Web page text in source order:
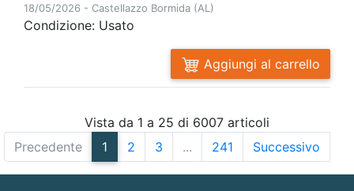
18/05/2026 - Castellazzo Bormida (AL)
Condizione: Usato
Aggiungi al carrello
Vista da 1 a 25 di 6007 articoli
Precedente
1 2 3 ... 241 Successivo